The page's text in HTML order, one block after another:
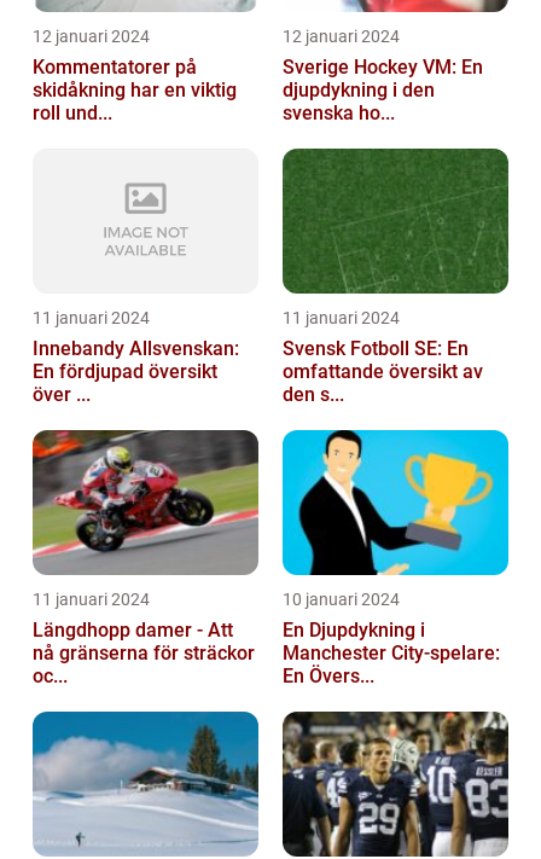
12 januari 2024
Kommentatorer på
skidåkning har en viktig
roll und...
12 januari 2024
Sverige Hockey VM: En
djupdykning i den
svenska ho...
11 januari 2024
Innebandy Allsvenskan:
En fördjupad översikt
över ...
11 januari 2024
Svensk Fotboll SE: En
omfattande översikt av
den s...
11 januari 2024
Längdhopp damer - Att
nå gränserna för sträckor
oc...
10 januari 2024
En Djupdykning i
Manchester City-spelare:
En Övers...